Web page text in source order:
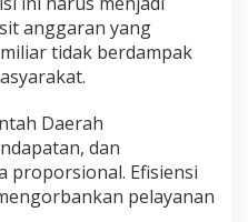
anggaran yang
tidak berdampak
Daerah
dan
proporsional. Efisiensi
pelayanan